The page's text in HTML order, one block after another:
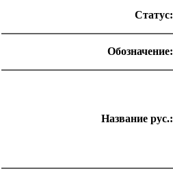
Статус:
Обозначение:
Название рус.: